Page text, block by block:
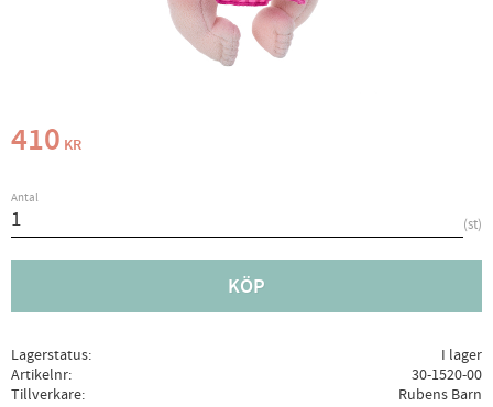
410 KR
Antal
st
KÖP
Lagerstatus
I lager
Artikelnr
30-1520-00
Tillverkare
Rubens Barn